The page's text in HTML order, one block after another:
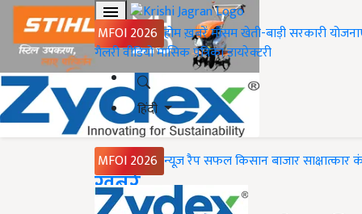
MFOI 2026 होमख़बरेंमौसमखेती-बाड़ीसरकारी
गैलरीवीडियोमासिक पत्रिकाडायरेक्टरी
हिंदी
MFOI 2026 न्यूज़ रैपसफल किसानबाजारसाक्षात्कार
Home
ख़बरें